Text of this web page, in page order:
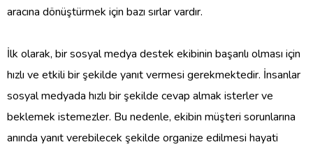
aracına dönüştürmek için bazı sırlar vardır.
İlk olarak, bir sosyal medya destek ekibinin başarılı olması için
hızlı ve etkili bir şekilde yanıt vermesi gerekmektedir. İnsanlar
sosyal medyada hızlı bir şekilde cevap almak isterler ve
beklemek istemezler. Bu nedenle, ekibin müşteri sorunlarına
anında yanıt verebilecek şekilde organize edilmesi hayati